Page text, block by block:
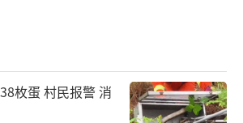
枚蛋 村民报警 消